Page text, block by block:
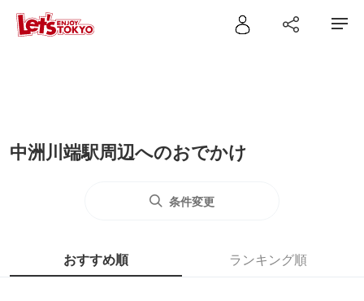
中洲川端駅周辺へのおでかけ
条件変更
おすすめ順 ランキング順